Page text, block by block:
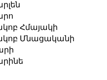
Հմայակի
Մնացականի